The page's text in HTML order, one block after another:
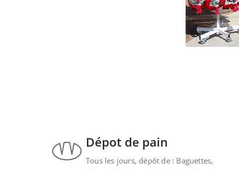
Dépot de pain
Tous les jours, dépôt de : Baguettes,